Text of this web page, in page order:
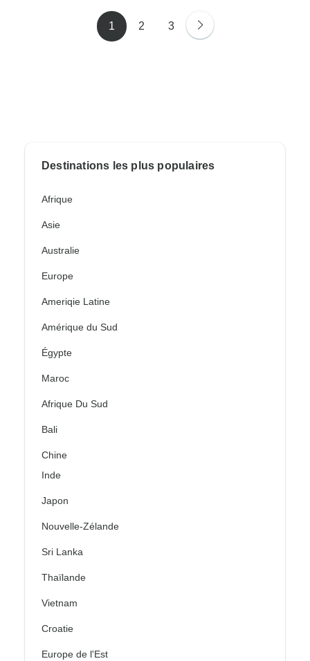
1 2 3
Destinations les plus populaires
Afrique
Asie
Australie
Europe
Ameriqie Latine
Amérique du Sud
Égypte
Maroc
Afrique Du Sud
Bali
Chine
Inde
Japon
Nouvelle-Zélande
Sri Lanka
Thaïlande
Vietnam
Croatie
Europe de l'Est